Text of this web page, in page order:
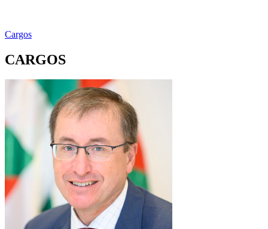
Cargos
CARGOS